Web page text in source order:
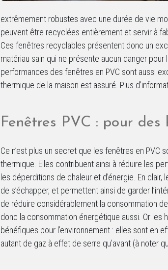
extrêmement robustes avec une durée de vie
peuvent être recyclées entièrement et servir à
Ces fenêtres recyclables présentent donc un
matériau sain qui ne présente aucun danger pour
performances des fenêtres en PVC sont aussi
thermique de la maison est assuré. Plus
Fenêtres PVC : pour
Ce n’est plus un secret que les fenêtres en PVC
thermique. Elles contribuent ainsi à réduire les
les déperditions de chaleur et d’énergie. En
de s’échapper, et permettent ainsi de garder
de réduire considérablement la consommation
donc la consommation énergétique aussi. Or
bénéfiques pour l’environnement : elles sont en
autant de gaz à effet de serre qu’avant (à noter